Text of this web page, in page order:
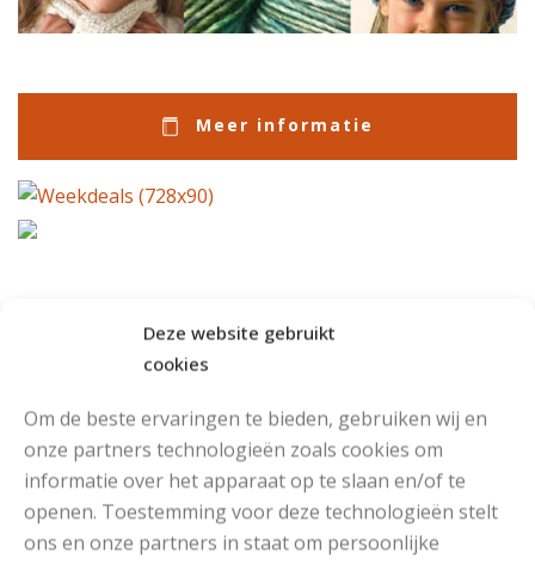
Deze website gebruikt
cookies
Om de beste ervaringen te bieden, gebruiken wij en
onze partners technologieën zoals cookies om
informatie over het apparaat op te slaan en/of te
openen. Toestemming voor deze technologieën stelt
ons en onze partners in staat om persoonlijke
Meer informatie